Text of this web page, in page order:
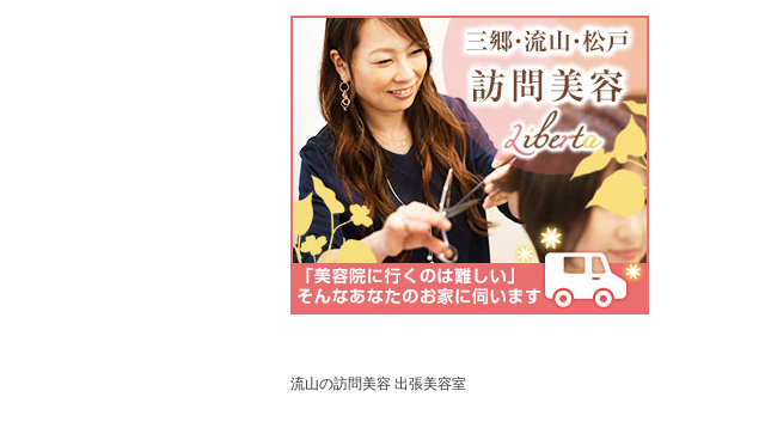
流山の訪問美容 出張美容室